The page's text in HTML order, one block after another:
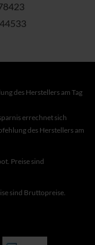
des Herstellers am Tag
errechnet sich
des Herstellers am
Preise sind
sind Bruttopreise.